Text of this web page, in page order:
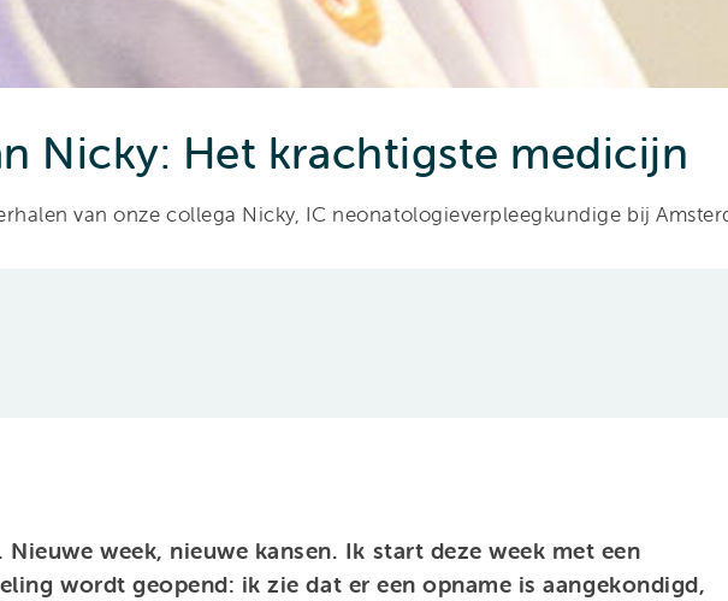
Nicky: Het krachtigste medicijn
van onze collega Nicky, IC neonatologieverpleegkundige bij
Nieuwe week, nieuwe kansen. Ik start deze week met een
wordt geopend: ik zie dat er een opname is aangekondigd,